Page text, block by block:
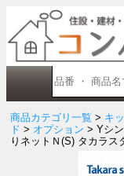
商品カテゴリ一覧 > キ
ド > オプション > Yシ
りネットＮ(S) タカラス